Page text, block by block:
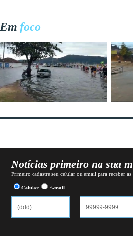
Em foco
Notícias primeiro na sua
Primeiro cadastre seu celular ou email para receber as
Celular E-mail